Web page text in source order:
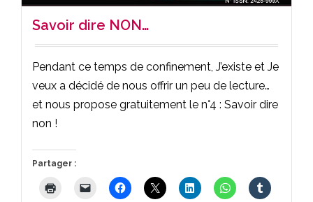
Savoir dire NON…
Pendant ce temps de confinement, J’existe et Je
veux a décidé de nous offrir un peu de lecture…
et nous propose gratuitement le n°4 : Savoir dire
non !
Partager :